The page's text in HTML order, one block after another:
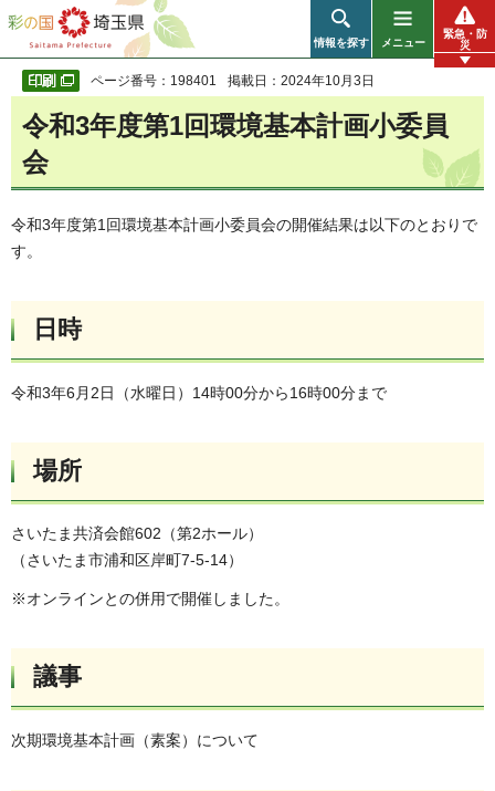
彩の国 埼玉県
情報を探す メニュー
緊急・防
災
ページ番号：198401 掲載日：2024年10月3日
令和3年度第1回環境基本計画小委員
会
令和3年度第1回環境基本計画小委員会の開催結果は以下のとおりで
す。
日時
令和3年6月2日（水曜日）14時00分から16時00分まで
場所
さいたま共済会館602（第2ホール）
（さいたま市浦和区岸町7-5-14）
※オンラインとの併用で開催しました。
議事
次期環境基本計画（素案）について